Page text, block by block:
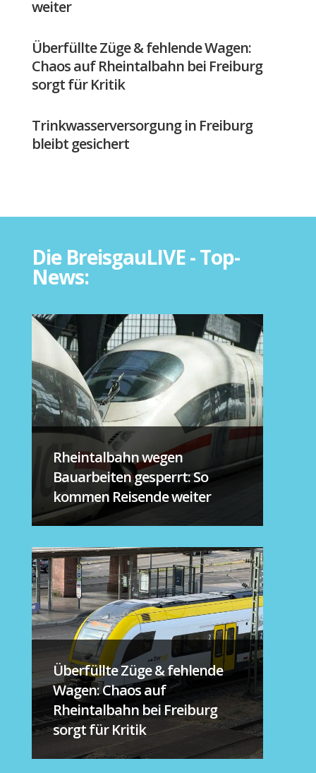
weiter
Überfüllte Züge & fehlende Wagen:
Chaos auf Rheintalbahn bei Freiburg
sorgt für Kritik
Trinkwasserversorgung in Freiburg
bleibt gesichert
Die BreisgauLIVE - Top-
News:
Rheintalbahn wegen
Bauarbeiten gesperrt: So
kommen Reisende weiter
Überfüllte Züge & fehlende
Wagen: Chaos auf
Rheintalbahn bei Freiburg
sorgt für Kritik